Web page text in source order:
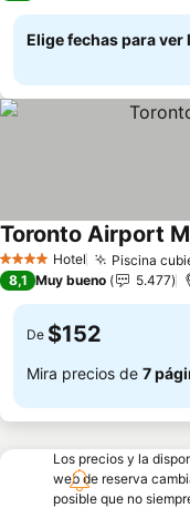
Elige fechas para
4 EstrellasHotel Piscina
Toronto Airport
8,1 Muy bueno 5.477
De $152
Mira precios de 7
Los precios y la
web de reserva
posible que no